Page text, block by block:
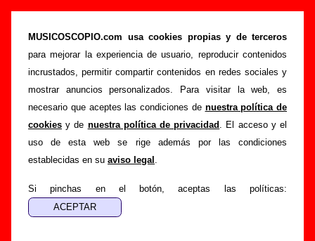
MUSICOSCOPIO.com usa cookies propias y de terceros
para mejorar la experiencia de usuario, reproducir contenidos
incrustados, permitir compartir contenidos en redes sociales y
mostrar anuncios personalizados. Para visitar la web, es
necesario que aceptes las condiciones de nuestra política de
cookies y de nuestra política de privacidad . El acceso y el
uso de esta web se rige además por las condiciones
establecidas en su aviso legal .
Si pinchas en el botón, aceptas las políticas:
“Vermú”, canción de Nosoträsh (Letra e
información)
Portada >Nosoträsh >Canciones >Vermú
Esta página pretende recopilar todo tipo de información
sobre lacanción "Vermú" interpretada porNosoträsh
Además de su letra, también aparecerá información sobre el
autor o los autores, sobre los discos en los que está incluido
este tema, sobre la grabación del mismo, sobre versiones a
información adicional, puedes ayudar acompletar esta
información.